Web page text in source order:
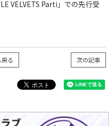
VELVETS Parti」での先行受
次の記事
る